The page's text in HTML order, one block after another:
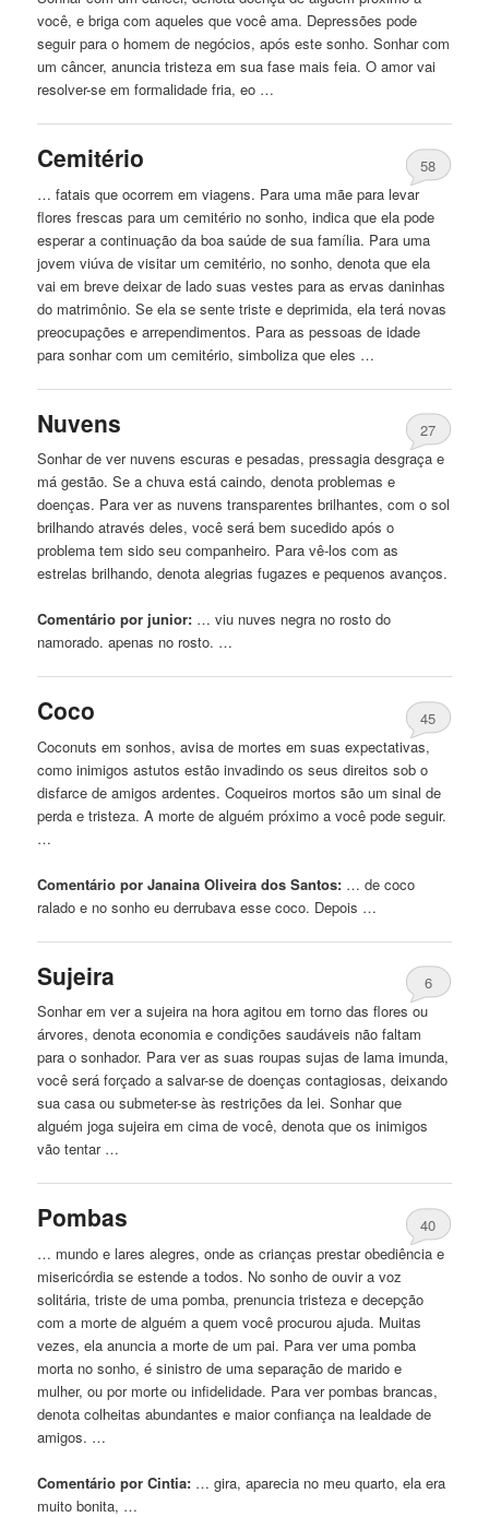
você, e briga com aqueles que você ama. Depressões pode
seguir para o homem de negócios, após este sonho. Sonhar com
um câncer, anuncia tristeza em sua fase mais feia. O amor vai
resolver-se em formalidade fria, eo …
Cemitério
58
… fatais que ocorrem em viagens. Para uma mãe para levar
flores frescas para um cemitério no sonho, indica que ela pode
esperar a continuação da boa saúde de sua família. Para uma
jovem viúva de visitar um cemitério, no sonho, denota que ela
vai em breve deixar de lado suas vestes para as ervas daninhas
do matrimônio. Se ela se sente triste e deprimida, ela terá novas
preocupações e arrependimentos. Para as pessoas de idade
para sonhar com um cemitério, simboliza que eles …
Nuvens
27
Sonhar de ver nuvens escuras e pesadas, pressagia desgraça e
má gestão. Se a chuva estácaindo, denota problemas e
doenças. Para ver as nuvens transparentes brilhantes, com o sol
brilhando através deles, você será bem sucedido após o
problema tem sido seu companheiro. Para vê-los com as
estrelas brilhando, denota alegrias fugazes e pequenos avanços.
Comentário por junior: … viu nuves negra no rosto do
namorado. apenas no rosto. …
Coco
45
Coconuts em sonhos, avisa de mortes em suas expectativas,
como inimigos astutos estão invadindo os seus direitos sob o
disfarce de amigos ardentes. Coqueiros mortos são um sinal de
perda e tristeza. A morte de alguém próximo a você pode seguir.
…
Comentário por Janaina Oliveira dos Santos: … de coco
ralado e no sonho eu derrubava esse coco. Depois …
Sujeira
6
Sonhar em ver a sujeira na hora agitou em torno das flores ou
árvores, denota economia e condições saudáveis ​​não faltam
para o sonhador. Para ver as suas roupas sujas de lama imunda,
você será forçado a salvar-se de doenças contagiosas, deixando
sua casa ou submeter-se às restrições da lei. Sonhar que
alguém joga sujeira em cima de você, denota que os inimigos
vão tentar …
Pombas
40
… mundo e lares alegres, onde as crianças prestar obediência e
misericórdia se estende a todos. No sonho de ouvir a voz
solitária, triste de uma pomba, prenuncia tristeza e decepção
com a morte de alguém a quem você procurou ajuda. Muitas
vezes, ela anuncia a morte de um pai. Para ver uma pomba
morta no sonho, é sinistro de uma separação de marido e
mulher, ou por morte ou infidelidade. Para ver pombas brancas,
denota colheitas abundantes e maior confiança na lealdade de
amigos. …
Comentário por Cintia: … gira, aparecia no meu quarto, ela era
muito bonita, …